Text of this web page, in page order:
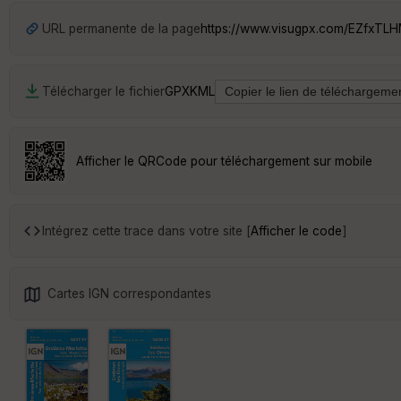
URL permanente de la pagehttps://www.visugpx.com/
Télécharger le fichierGPXKML
Afficher le QRCode pour téléchargement sur mobile
Intégrez cette trace dans votre site [Afficher le code]
Cartes IGN correspondantes